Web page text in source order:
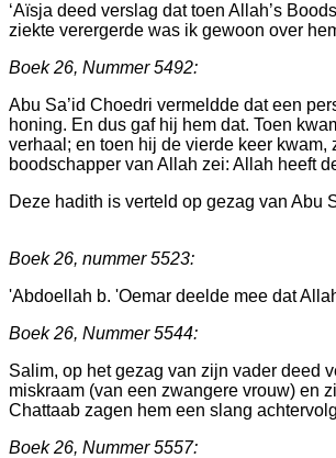
‘Aïsja deed verslag dat toen Allah’s
ziekte verergerde was ik gewoon over
Boek 26, Nummer 5492:
Abu Sa’id Choedri vermeldde dat een
honing. En dus gaf hij hem dat. Toen
verhaal; en toen hij de vierde keer
boodschapper van Allah zei: Allah heeft
Deze hadith is verteld op gezag van Abu
Boek 26, nummer 5523:
'Abdoellah b. 'Oemar deelde mee dat
Boek 26, Nummer 5544:
Salim, op het gezag van zijn vader deed
miskraam (van een zwangere vrouw) en
Chattaab zagen hem een slang
Boek 26, Nummer 5557: